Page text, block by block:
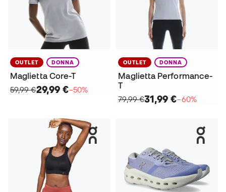
OUTLET DONNA
Maglietta Core-T
59,99 €29,99 €−50%
OUTLET DONNA
Maglietta Performance-
T
79,99 €31,99 €−60%